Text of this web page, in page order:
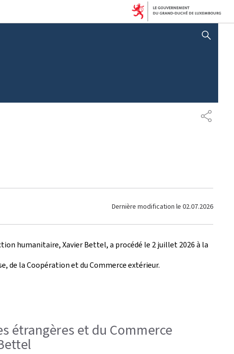
AFFICHER / MASQUER LA RECHERCHE
P
A
Dernière modification le 02.07.2026
humanitaire, Xavier Bettel, a procédé le 2 juillet 2026 à la
de la Coopération et du Commerce extérieur.
étrangères et du Commerce